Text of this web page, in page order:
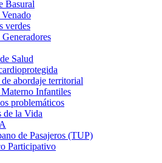
Basural
verdes
Salud
abordaje territorial
Materno Infantiles
problemáticos
de la Vida
de Pasajeros (TUP)
Participativo